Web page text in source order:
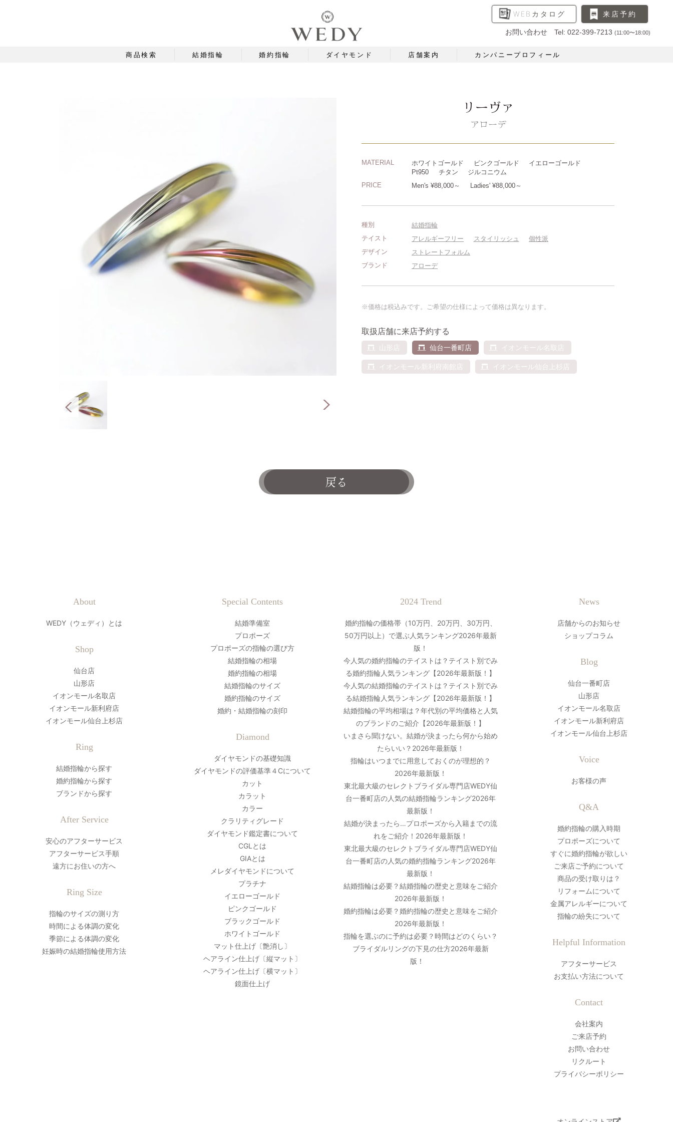
WEBカタログ 来店予約
お問い合わせ Tel: 022-399-7213 (11:00〜18:00)
商品検索 結婚指輪 婚約指輪 ダイヤモンド 店舗案内 カンパニープロフィール
リーヴァ
アローデ
MATERIAL ホワイトゴールド ピンクゴールド
イエローゴールド
Pt950
チタン
ジルコニウム
PRICE
Men's ¥88,000～ Ladies' ¥88,000～
種別
結婚指輪
テイスト
アレルギーフリー スタイリッシュ
個性派
デザイン
ストレートフォルム
ブランド
アローデ
※価格は税込みです。ご希望の仕様によって価格は異なります。
取扱店舗に来店予約する
山形店 仙台一番町店 イオンモール名取店
イオンモール新利府南館店 イオンモール仙台上杉店
戻る
About
WEDY（ウェディ）とは
Shop
仙台店
山形店
イオンモール名取店
イオンモール新利府店
イオンモール仙台上杉店
Ring
結婚指輪から探す
婚約指輪から探す
ブランドから探す
After Service
安心のアフターサービス
アフターサービス手順
遠方にお住いの方へ
Ring Size
指輪のサイズの測り方
時間による体調の変化
季節による体調の変化
妊娠時の結婚指輪使用方法
Special Contents
結婚準備室
プロポーズ
プロポーズの指輪の選び方
結婚指輪の相場
婚約指輪の相場
結婚指輪のサイズ
婚約指輪のサイズ
婚約・結婚指輪の刻印
Diamond
ダイヤモンドの基礎知識
ダイヤモンドの評価基準４Cについて
カット
カラット
カラー
クラリティグレード
ダイヤモンド鑑定書について
CGLとは
GIAとは
メレダイヤモンドについて
プラチナ
イエローゴールド
ピンクゴールド
ブラックゴールド
ホワイトゴールド
マット仕上げ〔艶消し〕
ヘアライン仕上げ〔縦マット〕
ヘアライン仕上げ〔横マット〕
鏡面仕上げ
2024 Trend
婚約指輪の価格帯（10万円、20万円、30万円、
50万円以上）で選ぶ人気ランキング2026年最新
版！
今人気の婚約指輪のテイストは？テイスト別でみ
る婚約指輪人気ランキング【2026年最新版！】
今人気の結婚指輪のテイストは？テイスト別でみ
る結婚指輪人気ランキング【2026年最新版！】
結婚指輪の平均相場は？年代別の平均価格と人気
のブランドのご紹介【2026年最新版！】
いまさら聞けない。結婚が決まったら何から始め
たらいい？2026年最新版！
指輪はいつまでに用意しておくのが理想的？
2026年最新版！
東北最大級のセレクトブライダル専門店WEDY仙
台一番町店の人気の結婚指輪ランキング2026年
最新版！
結婚が決まったら…プロポーズから入籍までの流
れをご紹介！2026年最新版！
東北最大級のセレクトブライダル専門店WEDY仙
台一番町店の人気の婚約指輪ランキング2026年
最新版！
結婚指輪は必要？結婚指輪の歴史と意味をご紹介
2026年最新版！
婚約指輪は必要？婚約指輪の歴史と意味をご紹介
2026年最新版！
指輪を選ぶのに予約は必要？時間はどのくらい？
ブライダルリングの下見の仕方2026年最新
版！
News
店舗からのお知らせ
ショップコラム
Blog
仙台一番町店
山形店
イオンモール名取店
イオンモール新利府店
イオンモール仙台上杉店
Voice
お客様の声
Q&A
婚約指輪の購入時期
プロポーズについて
すぐに婚約指輪が欲しい
ご来店ご予約について
商品の受け取りは？
リフォームについて
金属アレルギーについて
指輪の紛失について
Helpful Information
アフターサービス
お支払い方法について
Contact
会社案内
ご来店予約
お問い合わせ
リクルート
プライバシーポリシー